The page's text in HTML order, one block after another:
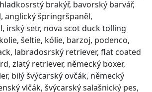
brakýř, bavorský barvář,
anglický špringršpaněl,
irský setr, nova scot duck tolling
šeltie, kólie, barzoj, podenco,
labradosrský retriever, flat coated
zlatý retriever, německý boxer,
bilý švýcarský ovčák, německý
vlčák, švýcarský salašnický pes,